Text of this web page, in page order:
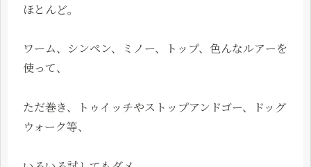
ほとんど。
ワーム、シンペン、ミノー、トップ、色んなルアーを
使って、
ただ巻き、トゥイッチやストップアンドゴー、ドッグ
ウォーク等、